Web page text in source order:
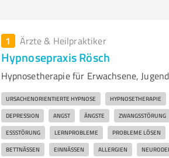
1 Ärzte & Heilpraktiker
Hypnosepraxis Rösch
Hypnosetherapie für Erwachsene,
URSACHENORIENTIERTE HYPNOSE HYPNOSETHERAPIE
DEPRESSION ANGST ÄNGSTE ZWANGSSTÖRUNG
ESSSTÖRUNG LERNPROBLEME PROBLEME LÖSEN
BETTNÄSSEN EINNÄSSEN ALLERGIEN